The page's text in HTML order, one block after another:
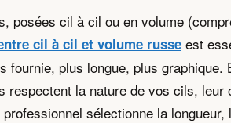
posées cil à cil ou en volume
cil à cil et volume russe est
fournie, plus longue, plus graphique.
respectent la nature de vos cils, leur
sélectionne la longueur,